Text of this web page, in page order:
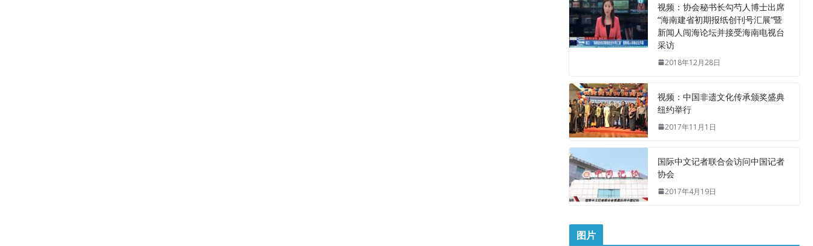
视频：协会秘书长勾芍人博士出席
“海南建省初期报纸创刊号汇展”暨
新闻人闯海论坛并接受海南电视台
采访
2018年12月28日
视频：中国非遗文化传承颁奖盛典
纽约举行
2017年11月1日
国际中文记者联合会访问中国记者
协会
2017年4月19日
图片